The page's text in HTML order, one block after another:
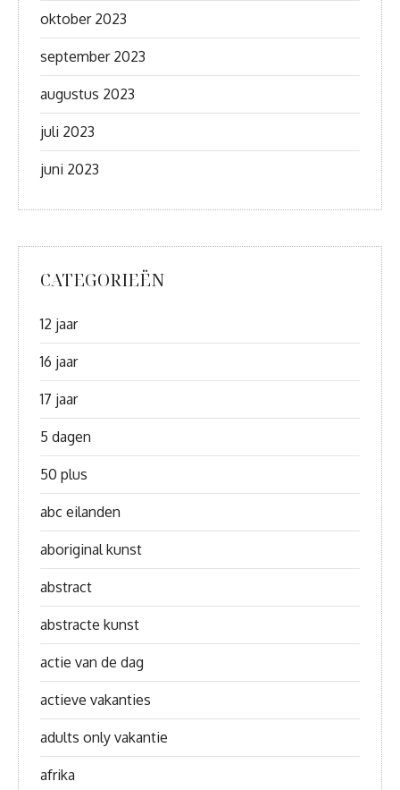
oktober 2023
september 2023
augustus 2023
juli 2023
juni 2023
CATEGORIEËN
12 jaar
16 jaar
17 jaar
5 dagen
50 plus
abc eilanden
aboriginal kunst
abstract
abstracte kunst
actie van de dag
actieve vakanties
adults only vakantie
afrika